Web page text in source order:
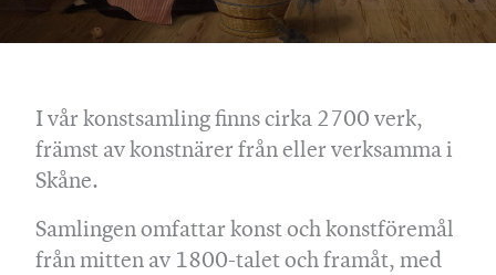
I vår konstsamling finns cirka 2700 verk,
främst av konstnärer från eller verksamma i
Skåne.
Samlingen omfattar konst och konstföremål
från mitten av 1800-talet och framåt, med